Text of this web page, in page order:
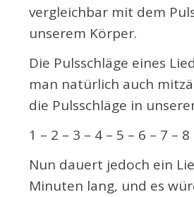
vergleichbar mit dem
unserem Körper.
Die Pulsschläge eines
man natürlich auch
die Pulsschläge in
1 – 2 – 3 – 4 – 5 – 6 – 7 –
Nun dauert jedoch ein
Minuten lang, und es